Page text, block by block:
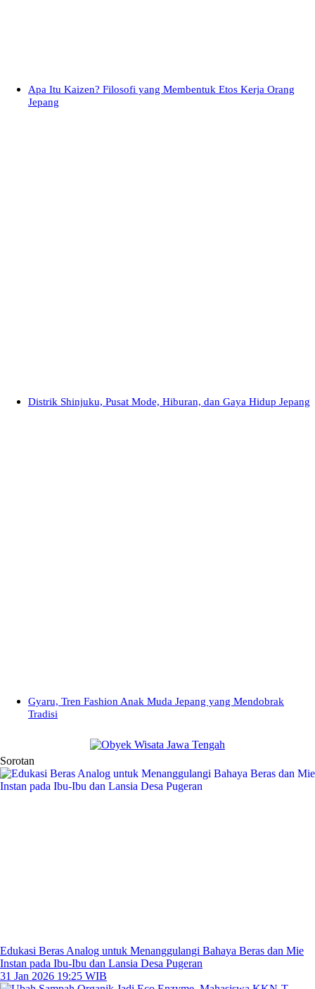
Apa Itu Kaizen? Filosofi yang Membentuk Etos Kerja Orang
Jepang
Distrik Shinjuku, Pusat Mode, Hiburan, dan Gaya Hidup Jepang
Gyaru, Tren Fashion Anak Muda Jepang yang Mendobrak
Tradisi
Sorotan
Edukasi Beras Analog untuk Menanggulangi Bahaya Beras dan Mie
Instan pada Ibu-Ibu dan Lansia Desa Pugeran
31 Jan 2026 19:25 WIB